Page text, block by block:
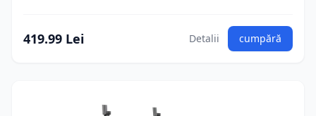
419.99 Lei Detalii cumpără